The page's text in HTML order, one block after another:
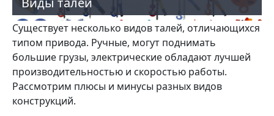
Существует несколько видов талей, отличающихся
типом привода. Ручные, могут поднимать
большие грузы, электрические обладают лучшей
производительностью и скоростью работы.
Рассмотрим плюсы и минусы разных видов
конструкций.